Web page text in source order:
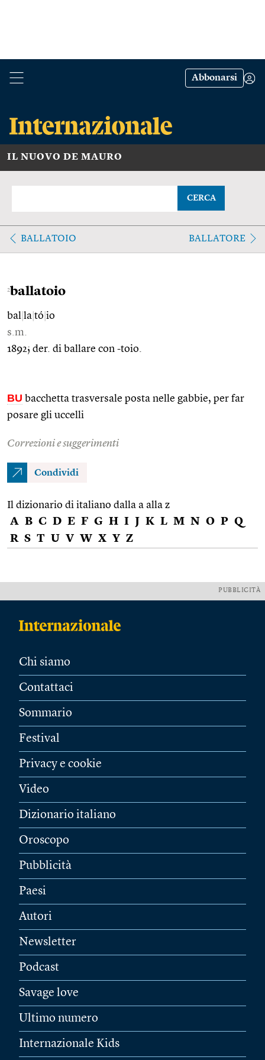
Abbonarsi
IL NUOVO DE MAURO
CERCA
BALLATOIO BALLATORE
2ballatoio
bal la tó io
s.m.
1892; der. di ballare con -toio.
BU bacchetta trasversale posta nelle gabbie, per far
posare gli uccelli
Correzioni e suggerimenti
Condividi
Il dizionario di italiano dalla a alla z
A B C D E F G H I J K L M N O P Q
R S T U V W X Y Z
PUBBLICITÀ
Chi siamo
Contattaci
Sommario
Festival
Privacy e cookie
Video
Dizionario italiano
Oroscopo
Pubblicità
Paesi
Autori
Newsletter
Podcast
Savage love
Ultimo numero
Internazionale Kids